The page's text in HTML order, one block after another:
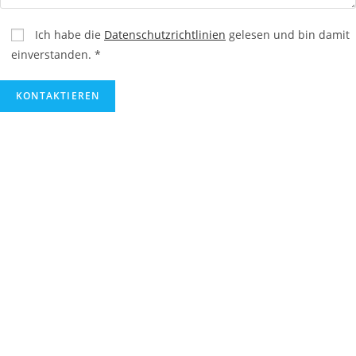
Ich habe die Datenschutzrichtlinien gelesen und bin damit
einverstanden. *